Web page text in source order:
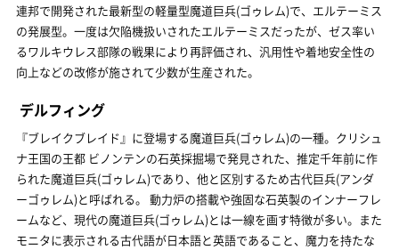
連邦で開発された最新型の軽量型魔道巨兵(ゴゥレム)で、エルテーミス
の発展型。一度は欠陥機扱いされたエルテーミスだったが、ゼス率い
るワルキウレス部隊の戦果により再評価され、汎用性や着地安全性の
向上などの改修が施されて少数が生産された。
デルフィング
『ブレイクブレイド』に登場する魔道巨兵(ゴゥレム)の一種。クリシュ
ナ王国の王都 ビノンテンの石英採掘場で発見された、推定千年前に作
られた魔道巨兵(ゴゥレム)であり、他と区別するため古代巨兵(アンダ
ーゴゥレム)と呼ばれる。 動力炉の搭載や強固な石英製のインナーフレ
ームなど、現代の魔道巨兵(ゴゥレム)とは一線を画す特徴が多い。また
モニタに表示される古代語が日本語と英語であること、魔力を持たな